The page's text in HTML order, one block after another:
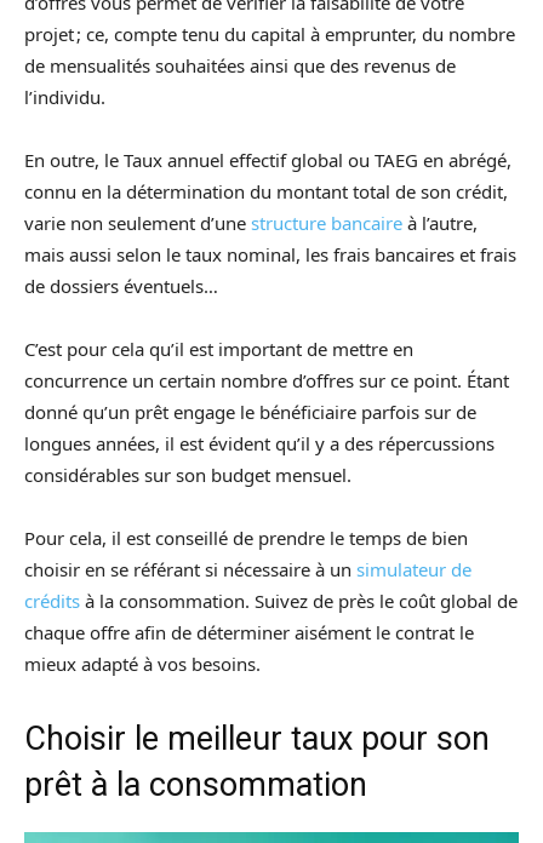
projet ; ce, compte tenu du capital à emprunter, du nombre
de mensualités souhaitées ainsi que des revenus de
l’individu.
En outre, le Taux annuel effectif global ou TAEG en abrégé,
connu en la détermination du montant total de son crédit,
varie non seulement d’une structure bancaire à l’autre,
mais aussi selon le taux nominal, les frais bancaires et frais
de dossiers éventuels…
C’est pour cela qu’il est important de mettre en
concurrence un certain nombre d’offres sur ce point. Étant
donné qu’un prêt engage le bénéficiaire parfois sur de
longues années, il est évident qu’il y a des répercussions
considérables sur son budget mensuel.
Pour cela, il est conseillé de prendre le temps de bien
choisir en se référant si nécessaire à un simulateur de
crédits à la consommation. Suivez de près le coût global de
chaque offre afin de déterminer aisément le contrat le
mieux adapté à vos besoins.
Choisir le meilleur taux pour son
prêt à la consommation